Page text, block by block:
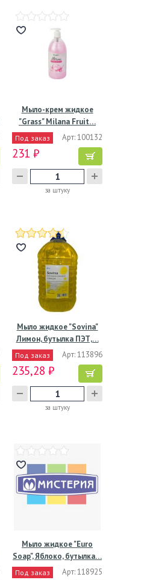
Мыло-крем жидкое
"Grass" Milana Fruit…
Под заказ Арт: 100132
231 ₽
за штуку
Мыло жидкое "Sovina"
Лимон, бутылка ПЭТ,…
Под заказ Арт: 113896
235,28 ₽
за штуку
Мыло жидкое "Euro
Soap", Яблоко, бутылка…
Под заказ Арт: 118925